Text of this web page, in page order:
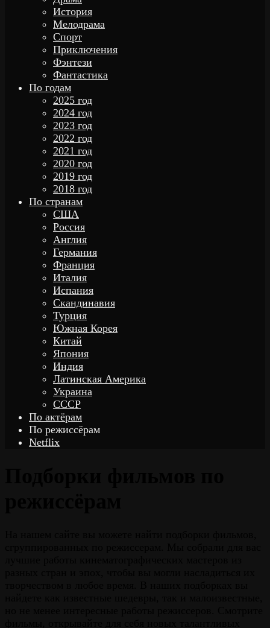
История
Мелодрама
Спорт
Приключения
Фэнтези
Фантастика
По годам
2025 год
2024 год
2023 год
2022 год
2021 год
2020 год
2019 год
2018 год
По странам
США
Россия
Англия
Германия
Франция
Италия
Испания
Скандинавия
Турция
Южная Корея
Китай
Япония
Индия
Латинская Америка
Украина
СССР
По актёрам
По режиссёрам
Netflix